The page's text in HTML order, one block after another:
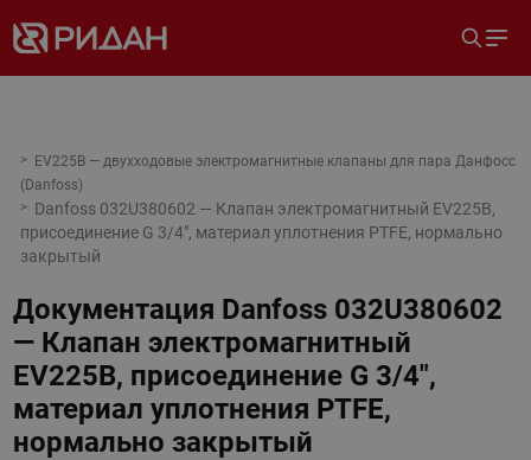
EV225B — двухходовые электромагнитные клапаны для пара Данфосс
(Danfoss)
Danfoss 032U380602 — Клапан электромагнитный EV225B,
присоединение G 3/4", материал уплотнения PTFE, нормально
закрытый
Документация Danfoss 032U380602
— Клапан электромагнитный
EV225B, присоединение G 3/4",
материал уплотнения PTFE,
нормально закрытый